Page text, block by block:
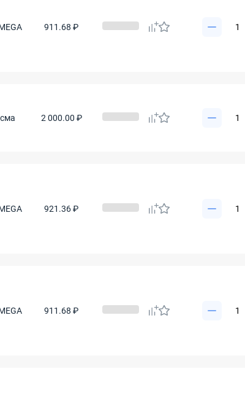
911.68 ₽
2 000.00 ₽
921.36 ₽
911.68 ₽